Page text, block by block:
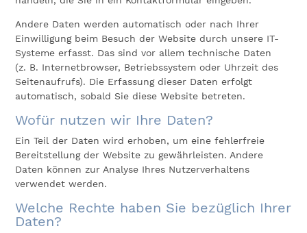
Andere Daten werden automatisch oder nach Ihrer
Einwilligung beim Besuch der Website durch unsere IT-
Systeme erfasst. Das sind vor allem technische Daten
(z. B. Internetbrowser, Betriebssystem oder Uhrzeit des
Seitenaufrufs). Die Erfassung dieser Daten erfolgt
automatisch, sobald Sie diese Website betreten.
Wofür nutzen wir Ihre Daten?
Ein Teil der Daten wird erhoben, um eine fehlerfreie
Bereitstellung der Website zu gewährleisten. Andere
Daten können zur Analyse Ihres Nutzerverhaltens
verwendet werden.
Welche Rechte haben Sie bezüglich Ihrer
Daten?